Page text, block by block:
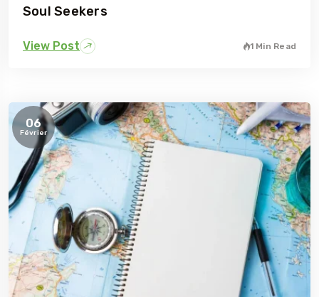
Casablanca
Soul Seekers
View Post 1 Min Read
06
Février